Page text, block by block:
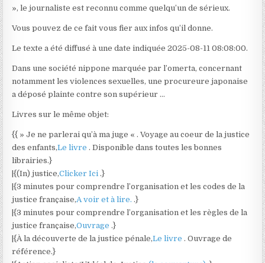
», le journaliste est reconnu comme quelqu’un de sérieux.
Vous pouvez de ce fait vous fier aux infos qu’il donne.
Le texte a été diffusé à une date indiquée 2025-08-11 08:08:00.
Dans une société nippone marquée par l’omerta, concernant
notamment les violences sexuelles, une procureure japonaise
a déposé plainte contre son supérieur …
Livres sur le même objet:
{{ » Je ne parlerai qu’à ma juge « . Voyage au coeur de la justice
des enfants,Le livre. Disponible dans toutes les bonnes
librairies.}
|{(In) justice,Clicker Ici.}
|{3 minutes pour comprendre l’organisation et les codes de la
justice française,A voir et à lire..}
|{3 minutes pour comprendre l’organisation et les règles de la
justice française,Ouvrage.}
|{À la découverte de la justice pénale,Le livre. Ouvrage de
référence.}